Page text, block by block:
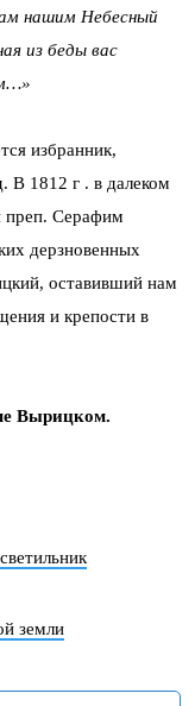
нашим Небесный
из беды вас
избранник,
В 1812 г . в далеком
преп. Серафим
дерзновенных
оставивший нам
и крепости в
Вырицком.
земли